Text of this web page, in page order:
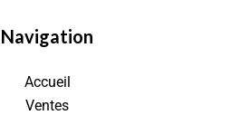
Navigation
Accueil
Ventes